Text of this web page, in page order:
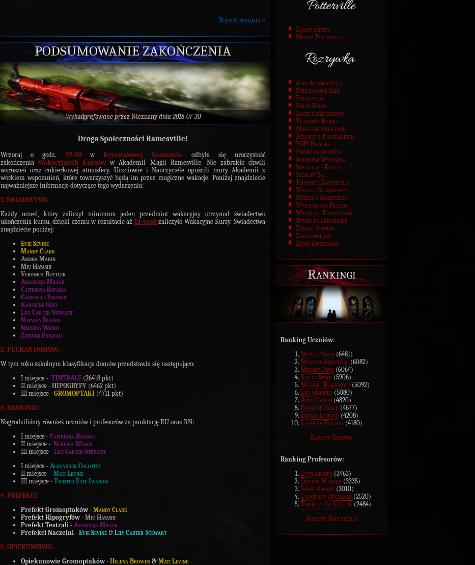
Rozwiń pergamin >
PODSUMOWANIE ZAKOŃCZENIA
Wykaligrafowane przezNieznanydnia 2018-07-30
Droga Społeczności Ramesville!
Wczoraj o godz. 19:00wKryształowej Komnacie odbyła się uroczystość
zakończeniaWakacyjnych Kursów w Akademii Magii Ramesville. Nie zabrakło chwili
wzruszeń oraz cukierkowej atmosfery. Uczniowie i Nauczyciele opuścili mury Akademii z
workiem wspomnień, które towarzyszyć będą im przez magiczne wakacje. Poniżej znajdziecie
najważniejsze informacje dotyczące tego wydarzenia:
1. ŚWIADECTWA:
Każdy uczeń, który zaliczył minimum jeden przedmiot wakacyjny otrzymał świadectwo
ukończenia kursu, dzięki czemu w rezultacie aż13 osóbzaliczyło Wakacyjne Kursy. Świadectwa
znajdziecie poniżej:
Evie Sevine
Mandy Clark
Anisha Marin
Miu Hayashi
Veronica Buttler
Anastazja Miller
Caitriona Ravassa
Gabrielle Simpson
Karoline Grey
Lily Carter-Stewart
Natasha Rogers
Nereida Wengs
Zatsune Ernello
2. PUCHAR DOMÓW:
W tym roku szkolnym klasyfikacja domów przedstawia się następująco:
I miejsce - TESTRALE (26418 pkt)
II miejsce - HIPOGRYFY (6462 pkt)
III miejsce - GROMOPTAKI (4711 pkt)
3. RANKINGI:
Nagrodziliśmy również uczniów i profesorów za punktację RU oraz RN:
I miejsce - Caitriona Ravassa
II miejsce - Nereida Wengs
III miejsce - Lily Carter-Stewart
I miejsce - Alexander Collotye
II miejsce - Mati Levine
III miejsce - Twisted Fate Iwanow
4. PREFEKCI:
Prefekt Gromoptaków - Mandy Clark
Prefekt Hipogryfów - Miu Hayashi
Prefekt Testrali - Anastazja Miller
Prefekci Naczelni - Evie Sevine & Lily Carter-Stewart
5. OPIEKUNOWIE:
Opiekunowie Gromoptaków - Helena Browen & Mati Levine
Zasady zabawy
Mistrz Potterville
Atak Akromantuli
Czekoladowe Żaby
Familiville
Happy Rames
Karty Czarodziejów
Kłamstwa Bujdki
Magiczne Odliczanie
Początki z Kryształkiem
POP! Revelio
Postaw na szczęście
Rubinowe Wyzwania
Skrzydlate Klucze
Szkolny Bal
Tajemnice Założycieli
Walizka Skamandera
Wiedza o Ramesville
Wybuchający Prezent
Wycieczki Klimatyczne
Wypad do Hogsmeade
Zagadki Septimy
Zagadkowe jaja
Zguby Kryształka
Rankingi
Ranking Uczniów:
Matteo Snape (6481)
Seldrian Arkenveil (6082)
Melody Davis (6064)
Stella Stark (5906)
Michael Blackwood (5092)
Lily Granger (5080)
April Canses (4820)
Coraline Black (4677)
Lavinia Lovegud (4208)
Lethe de Villiers (4180)
Ranking Uczniów
Ranking Profesorów:
Livvy Ledger (3463)
Delilah Warren (3335)
Savage Fawkes (3010)
Llewellyn Buchanan (2520)
Theodore La Valette (2484)
Ranking Nauczycieli